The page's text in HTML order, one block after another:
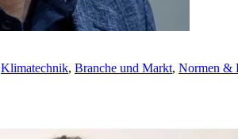
Klimatechnik, Branche und Markt, Normen &